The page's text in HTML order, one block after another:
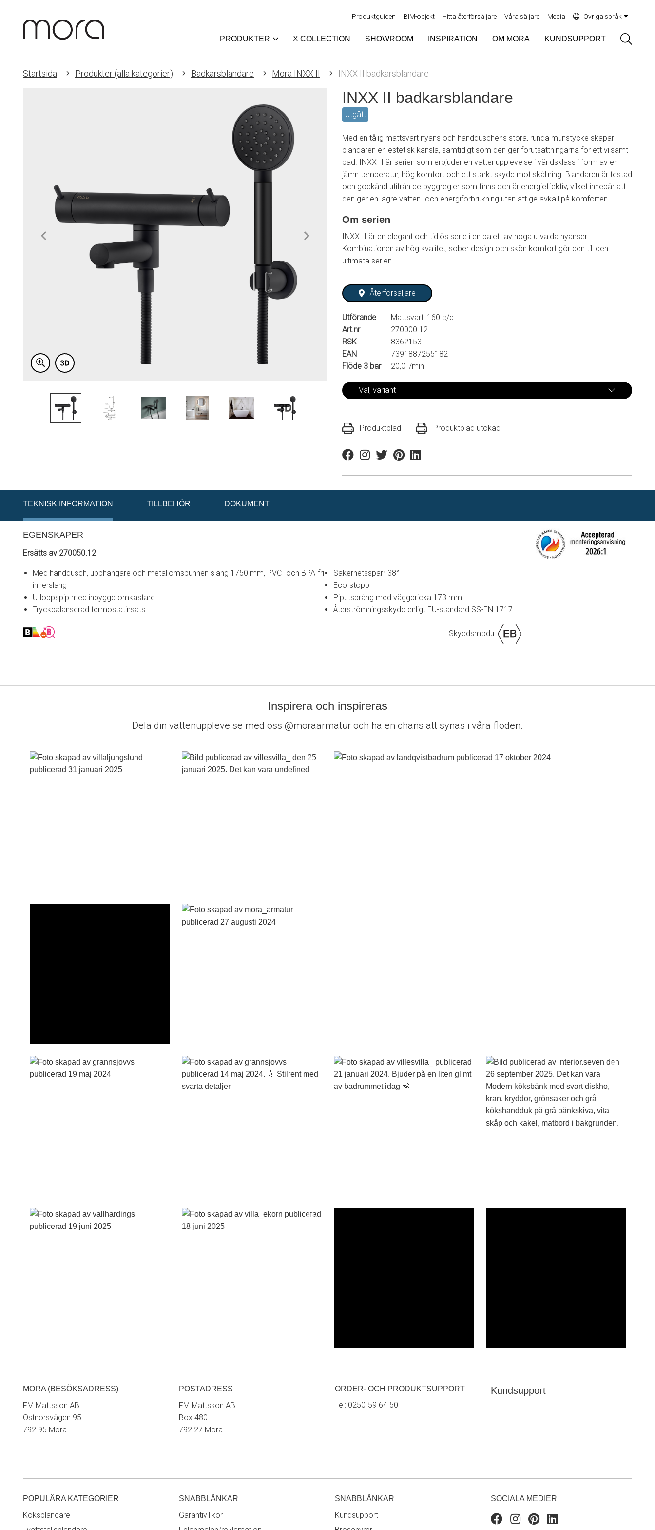
Produktguiden BIM-objekt Hitta återförsäljare Våra säljare Media Övriga språk
PRODUKTER X COLLECTION SHOWROOM INSPIRATION OM MORA KUNDSUPPORT
Startsida Produkter (alla kategorier) Badkarsblandare Mora INXX II INXX II badkarsblandare
INXX II badkarsblandare
Utgått
Med en tålig mattsvart nyans och handduschens stora, runda munstycke skapar
blandaren en estetisk känsla, samtidigt som den ger förutsättningarna för ett vilsamt
bad. INXX II är serien som erbjuder en vattenupplevelse i världsklass i form av en
jämn temperatur, hög komfort och ett starkt skydd mot skållning. Blandaren är testad
och godkänd utifrån de byggregler som finns och är energieffektiv, vilket innebär att
den ger en lägre vatten- och energiförbrukning utan att ge avkall på komforten.
Om serien
INXX II är en elegant och tidlös serie i en palett av noga utvalda nyanser.
Kombinationen av hög kvalitet, sober design och skön komfort gör den till den
ultimata serien.
Återförsäljare
Utförande
Mattsvart, 160 c/c
Art.nr
270000.12
RSK
8362153
EAN
7391887255182
Flöde 3 bar
20,0 l/min
Välj variant
Produktblad Produktblad utökad
FacebookInstagram
TwitterPinterestLinkedin
TEKNISK INFORMATION TILLBEHÖR DOKUMENT
EGENSKAPER
Ersätts av 270050.12
Med handdusch, upphängare och metallomspunnen slang 1750 mm, PVC- och BPA-fri
innerslang
Utloppspip med inbyggd omkastare
Tryckbalanserad termostatinsats
Säkerhetsspärr 38°
Eco-stopp
Piputsprång med väggbricka 173 mm
Återströmningsskydd enligt EU-standard SS-EN 1717
Skyddsmodul
Inspirera och inspireras
Dela din vattenupplevelse med oss @moraarmatur och ha en chans att synas i våra flöden.
MORA (BESÖKSADRESS)
FM Mattsson AB
Östnorsvägen 95
792 95 Mora
POSTADRESS
FM Mattsson AB
Box 480
792 27 Mora
ORDER- OCH PRODUKTSUPPORT
Tel: 0250-59 64 50
Kundsupport
POPULÄRA KATEGORIER
Köksblandare
SNABBLÄNKAR
Garantivillkor
SNABBLÄNKAR
Kundsupport
SOCIALA MEDIER
FacebookInstagram
Pinterest